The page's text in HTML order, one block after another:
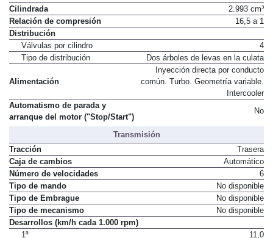
Carrera
90 mm
Cilindrada
2.993 cm³
Relación de compresión
Distribución
Válvulas por cilindro
4
Dos árboles de levas en la culata
Inyección directa por conducto
común. Turbo. Geometría variable.
Automatismo de parada y
Transmisión
Tracción
Trasera
Caja de cambios
Automático
Número de velocidades
6
Tipo de mando
No disponible
Tipo de Embrague
No disponible
Tipo de mecanismo
Desarrollos (km/h cada 1.000 rpm)